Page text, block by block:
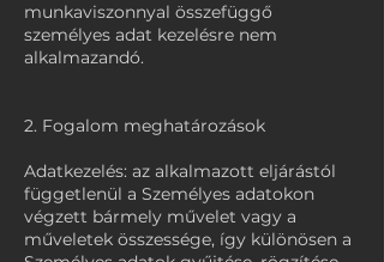
munkaviszonnyal összefüggő
személyes adat kezelésre nem
alkalmazandó.
2. Fogalom meghatározások
Adatkezelés: az alkalmazott eljárástól
függetlenül a Személyes adatokon
végzett bármely művelet vagy a
műveletek összessége, így különösen a